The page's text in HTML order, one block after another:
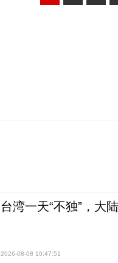
台湾一天“不独”，大
2026-08-08 10:47:51